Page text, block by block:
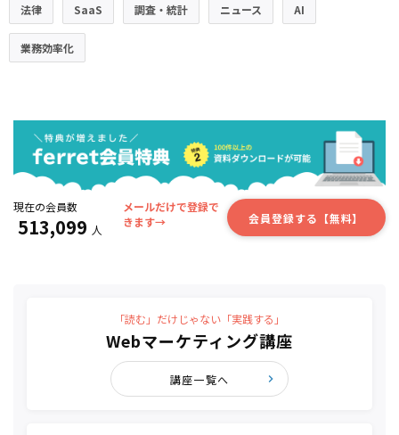
法律 SaaS 調査・統計 ニュース AI
業務効率化
現在の会員数
513,099 人
メールだけで登録で
きます→
会員登録する【無料】
「読む」だけじゃない「実践する」
Webマーケティング講座
講座一覧へ